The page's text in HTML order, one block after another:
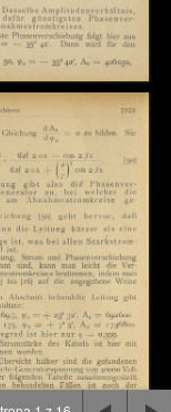
bądź
zapoznaj